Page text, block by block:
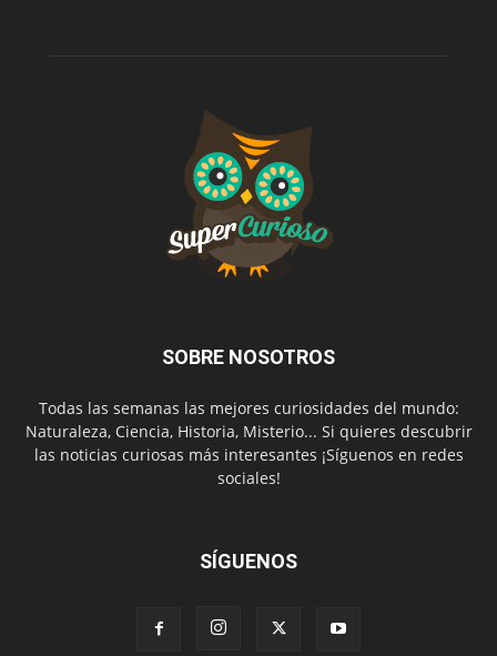
SOBRE NOSOTROS
Todas las semanas las mejores curiosidades del mundo:
Naturaleza, Ciencia, Historia, Misterio... Si quieres descubrir
las noticias curiosas más interesantes ¡Síguenos en redes
sociales!
SÍGUENOS